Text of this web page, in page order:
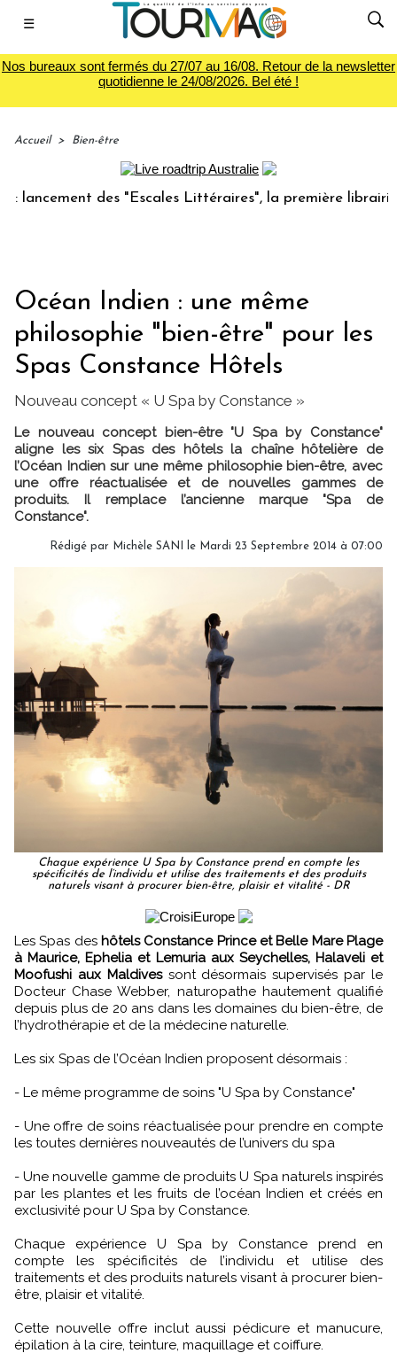
☰
Nos bureaux sont fermés du 27/07 au 16/08. Retour de la newsletter
quotidienne le 24/08/2026. Bel été !
Accueil > Bien-être
des "Escales Littéraires", la première librairie du
Océan Indien : une même
philosophie "bien-être" pour les
Spas Constance Hôtels
Nouveau concept « U Spa by Constance »
Le nouveau concept bien-être "U Spa by Constance"
aligne les six Spas des hôtels la chaîne hôtelière de
l’Océan Indien sur une même philosophie bien-être, avec
une offre réactualisée et de nouvelles gammes de
produits. Il remplace l’ancienne marque "Spa de
Constance".
Rédigé par Michèle SANI le Mardi 23 Septembre 2014 à 07:00
Chaque expérience U Spa by Constance prend en compte les
spécificités de l’individu et utilise des traitements et des produits
naturels visant à procurer bien-être, plaisir et vitalité - DR
Les Spas des hôtels Constance Prince et Belle Mare Plage
à Maurice, Ephelia et Lemuria aux Seychelles, Halaveli et
Moofushi aux Maldivessont désormais supervisés par le
Docteur Chase Webber, naturopathe hautement qualifié
depuis plus de 20 ans dans les domaines du bien-être, de
l’hydrothérapie et de la médecine naturelle.
Les six Spas de l’Océan Indien proposent désormais :
- Le même programme de soins "U Spa by Constance"
- Une offre de soins réactualisée pour prendre en compte
les toutes dernières nouveautés de l’univers du spa
- Une nouvelle gamme de produits U Spa naturels inspirés
par les plantes et les fruits de l’océan Indien et créés en
exclusivité pour U Spa by Constance.
Chaque expérience U Spa by Constance prend en
compte les spécificités de l’individu et utilise des
traitements et des produits naturels visant à procurer bien-
être, plaisir et vitalité.
Cette nouvelle offre inclut aussi pédicure et manucure,
épilation à la cire, teinture, maquillage et coiffure.